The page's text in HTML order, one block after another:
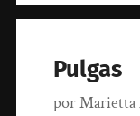
Pulgas
por Marietta